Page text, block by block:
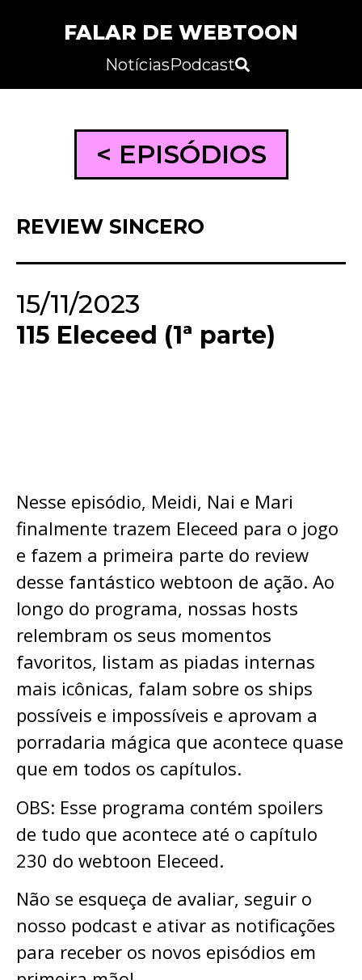
FALAR DE WEBTOON
NotíciasPodcast
< EPISÓDIOS
REVIEW SINCERO
15/11/2023
115 Eleceed (1ª parte)
Nesse episódio, Meidi, Nai e Mari
finalmente trazem Eleceed para o jogo
e fazem a primeira parte do review
desse fantástico webtoon de ação. Ao
longo do programa, nossas hosts
relembram os seus momentos
favoritos, listam as piadas internas
mais icônicas, falam sobre os ships
possíveis e impossíveis e aprovam a
porradaria mágica que acontece quase
que em todos os capítulos.
OBS: Esse programa contém spoilers
de tudo que acontece até o capítulo
230 do webtoon Eleceed.
Não se esqueça de avaliar, seguir o
nosso podcast e ativar as notificações
para receber os novos episódios em